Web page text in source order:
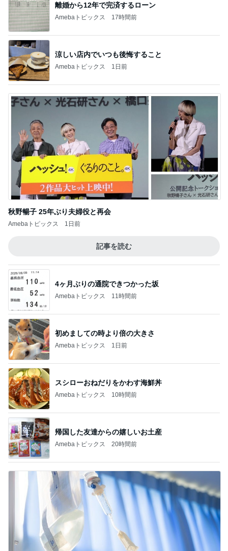
離婚から12年で完済するローン
Amebaトピックス 17時間前
涼しい店内でいつも後悔すること
Amebaトピックス 1日前
秋野暢子 25年ぶり夫婦役と再会
Amebaトピックス 1日前
記事を読む
4ヶ月ぶりの通院できつかった坂
Amebaトピックス 11時間前
初めましての時より倍の大きさ
Amebaトピックス 1日前
スシローおねだりをかわす海鮮丼
Amebaトピックス 10時間前
帰国した友達からの嬉しいお土産
Amebaトピックス 20時間前